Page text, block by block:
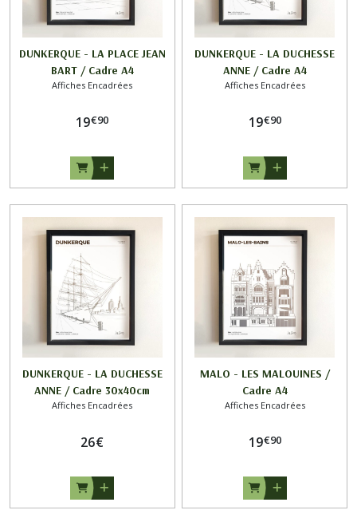
DUNKERQUE - LA PLACE JEAN
BART / Cadre A4
Affiches Encadrées
19€90
DUNKERQUE - LA DUCHESSE
ANNE / Cadre A4
Affiches Encadrées
19€90
DUNKERQUE - LA DUCHESSE
ANNE / Cadre 30x40cm
Affiches Encadrées
26€
MALO - LES MALOUINES /
Cadre A4
Affiches Encadrées
19€90